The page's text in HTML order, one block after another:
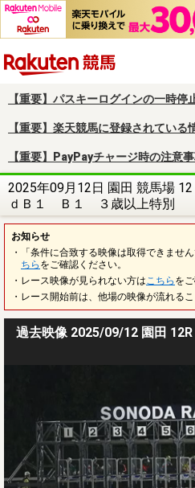
【重要】パスキーログインの一時停
【重要】楽天競馬に登録されている
【重要】PayPayチャージ時の注意
2025年09月12日 園田 競馬場
ｄＢ１ Ｂ１ ３歳以上特別
お知らせ
・「条件に合致する映像は取得できませ
ちら をご確認ください。
・レース映像が見られない方は こちら を
・レース開始前は、他場の映像が流れるこ
過去映像 2025/09/12 園田 12R